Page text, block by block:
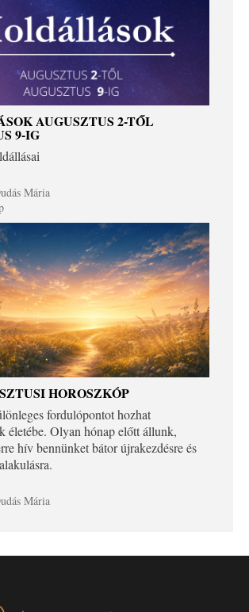
AUGUSZTUS 2-TŐL
9-IG
Mária
HOROSZKÓP
fordulópontot hozhat
életébe. Olyan hónap előtt állunk,
hív bennünket bátor újrakezdésre és
Mária